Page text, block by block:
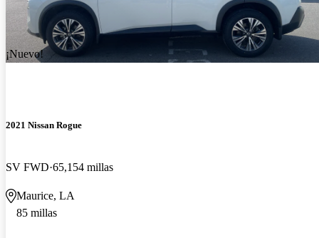
¡Nuevo!
2021 Nissan Rogue
SV FWD 65,154 millas
Maurice, LA
85 millas